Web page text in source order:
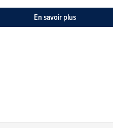
En savoir plus